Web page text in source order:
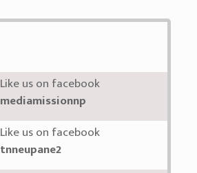
Like us on facebook
mediamissionnp
Like us on facebook
tnneupane2